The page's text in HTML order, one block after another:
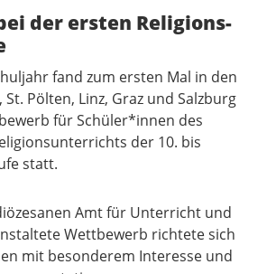
der ersten Religions-
fand zum ersten Mal in den
St. Pölten, Linz, Graz und Salzburg
für Schüler*innen des
der 10. bis
statt.
Amt für Unterricht und
Wettbewerb richtete sich
mit besonderem Interesse und